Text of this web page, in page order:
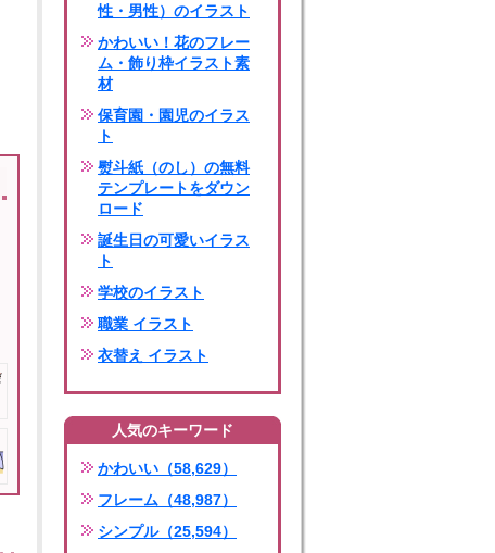
性・男性）のイラスト
かわいい！花のフレー
ム・飾り枠イラスト素
材
保育園・園児のイラス
ト
熨斗紙（のし）の無料
テンプレートをダウン
ロード
誕生日の可愛いイラス
ト
学校のイラスト
職業 イラスト
衣替え イラスト
人気のキーワード
かわいい（58,629）
フレーム（48,987）
シンプル（25,594）